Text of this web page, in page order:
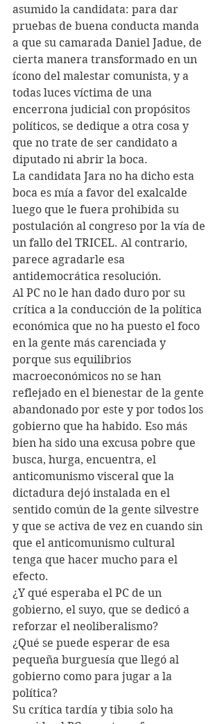
asumido la candidata: para dar
pruebas de buena conducta manda
a que su camarada Daniel Jadue, de
cierta manera transformado en un
ícono del malestar comunista, y a
todas luces víctima de una
encerrona judicial con propósitos
políticos, se dedique a otra cosa y
que no trate de ser candidato a
diputado ni abrir la boca.
La candidata Jara no ha dicho esta
boca es mía a favor del exalcalde
luego que le fuera prohibida su
postulación al congreso por la vía de
un fallo del TRICEL. Al contrario,
parece agradarle esa
antidemocrática resolución.
Al PC no le han dado duro por su
crítica a la conducción de la política
económica que no ha puesto el foco
en la gente más carenciada y
porque sus equilibrios
macroeconómicos no se han
reflejado en el bienestar de la gente
abandonado por este y por todos los
gobierno que ha habido. Eso más
bien ha sido una excusa pobre que
busca, hurga, encuentra, el
anticomunismo visceral que la
dictadura dejó instalada en el
sentido común de la gente silvestre
y que se activa de vez en cuando sin
que el anticomunismo cultural
tenga que hacer mucho para el
efecto.
¿Y qué esperaba el PC de un
gobierno, el suyo, que se dedicó a
reforzar el neoliberalismo?
¿Qué se puede esperar de esa
pequeña burguesía que llegó al
gobierno como para jugar a la
política?
Su crítica tardía y tibia solo ha